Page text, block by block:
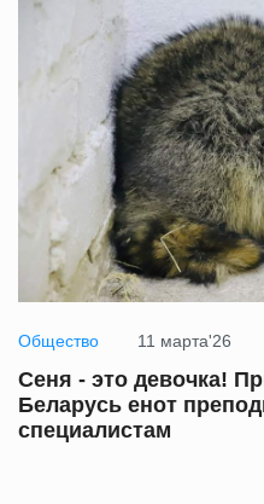
Общество 11 марта'26
Сеня - это девочка!
Беларусь енот
специалистам